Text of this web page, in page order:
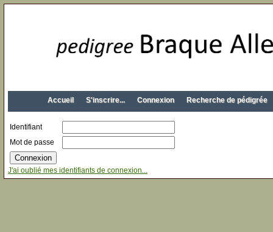
Accueil S'inscrire... Connexion Recherche de pédigrée
Identifiant
Mot de passe
J'ai oublié mes identifiants de connexion...